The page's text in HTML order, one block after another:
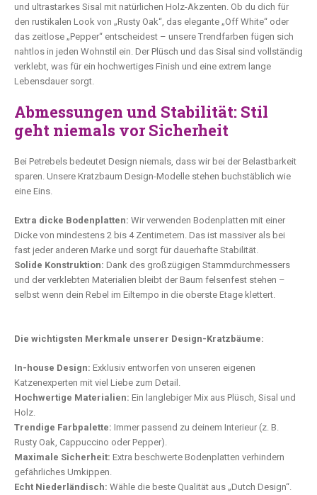
und ultrastarkes Sisal mit natürlichen Holz-Akzenten. Ob du dich für
den rustikalen Look von „Rusty Oak“, das elegante „Off White“ oder
das zeitlose „Pepper“ entscheidest – unsere Trendfarben fügen sich
nahtlos in jeden Wohnstil ein. Der Plüsch und das Sisal sind vollständig
verklebt, was für ein hochwertiges Finish und eine extrem lange
Lebensdauer sorgt.
Abmessungen und Stabilität: Stil
geht niemals vor Sicherheit
Bei Petrebels bedeutet Design niemals, dass wir bei der Belastbarkeit
sparen. Unsere Kratzbaum Design-Modelle stehen buchstäblich wie
eine Eins.
Extra dicke Bodenplatten: Wir verwenden Bodenplatten mit einer
Dicke von mindestens 2 bis 4 Zentimetern. Das ist massiver als bei
fast jeder anderen Marke und sorgt für dauerhafte Stabilität.
Solide Konstruktion: Dank des großzügigen Stammdurchmessers
und der verklebten Materialien bleibt der Baum felsenfest stehen –
selbst wenn dein Rebel im Eiltempo in die oberste Etage klettert.
Die wichtigsten Merkmale unserer Design-Kratzbäume:
In-house Design: Exklusiv entworfen von unseren eigenen
Katzenexperten mit viel Liebe zum Detail.
Hochwertige Materialien: Ein langlebiger Mix aus Plüsch, Sisal und
Holz.
Trendige Farbpalette: Immer passend zu deinem Interieur (z. B.
Rusty Oak, Cappuccino oder Pepper).
Maximale Sicherheit: Extra beschwerte Bodenplatten verhindern
gefährliches Umkippen.
Echt Niederländisch: Wähle die beste Qualität aus „Dutch Design“.